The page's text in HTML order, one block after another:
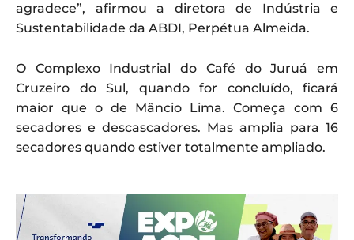
agradece”, afirmou a diretora de Indústria e
Sustentabilidade da ABDI, Perpétua Almeida.
O Complexo Industrial do Café do Juruá em
Cruzeiro do Sul, quando for concluído, ficará
maior que o de Mâncio Lima. Começa com 6
secadores e descascadores. Mas amplia para 16
secadores quando estiver totalmente ampliado.